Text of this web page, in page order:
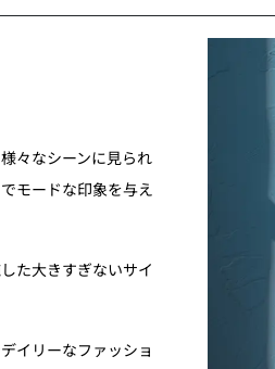
々なシーンに見られ
モードな印象を与え
た大きすぎないサイ
イリーなファッショ